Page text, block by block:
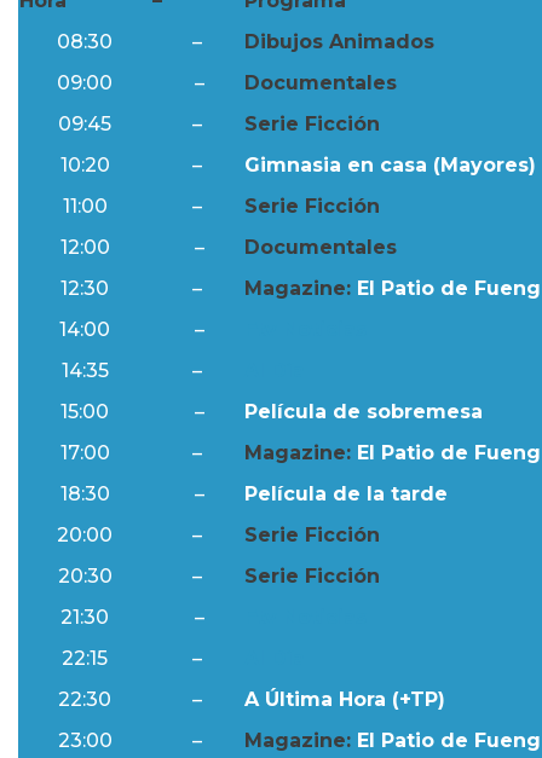
08:30
–
Dibujos Animados
09:00
–
Documentales
09:45
–
Serie Ficción
10:20
–
Gimnasia en casa (Mayores)
11:00
–
Serie Ficción
12:00
–
Documentales
12:30
– Magazine: El Patio de
14:00
–
14:35
–
15:00
–
Película de sobremesa
17:00
– Magazine: El Patio de
18:30
–
Película de la tarde
20:00
–
Serie Ficción
20:30
–
Serie Ficción
21:30
–
22:15
–
22:30
–
A Última Hora (+TP)
23:00
– Magazine: El Patio de